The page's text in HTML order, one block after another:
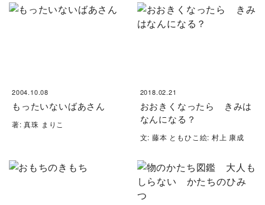
2004.10.08
もったいないばあさん
著: 真珠 まりこ
2018.02.21
おおきくなったら きみは
なんになる？
文: 藤本 ともひこ絵: 村上 康成